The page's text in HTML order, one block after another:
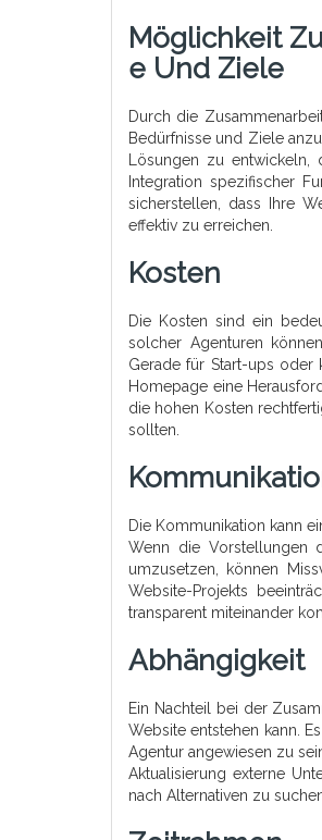
Möglichkeit
E Und Ziele
Durch die
Bedürfnisse und Ziele
Lösungen zu
Integration spezifischer
sicherstellen, dass Ihre
effektiv zu erreichen.
Kosten
Die Kosten sind ein
solcher Agenturen
Gerade für Start-ups oder
Homepage eine
die hohen Kosten
sollten.
Die Kommunikation kann
Wenn die Vorstellungen
umzusetzen, können
Website-Projekts
transparent miteinander
Abhängigkeit
Ein Nachteil bei der
Website entstehen kann.
Agentur angewiesen zu
Aktualisierung externe
nach Alternativen zu